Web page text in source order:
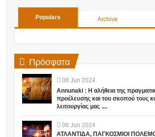
Populars Archive
Πρόσφατα
08 Jun 2024
Annunaki : Η αλήθεια της
προέλευσης και του σκοπού τους
λειτουργίας μας ....
08 Jun 2024
ΑΤΛΑΝΤΙΔΑ, ΠΑΓΚΟΣΜΙΟΙ